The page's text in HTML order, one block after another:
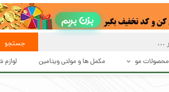
جستجو
محصولات مو مکمل ها و مولتی ویتامین
بزن بریم